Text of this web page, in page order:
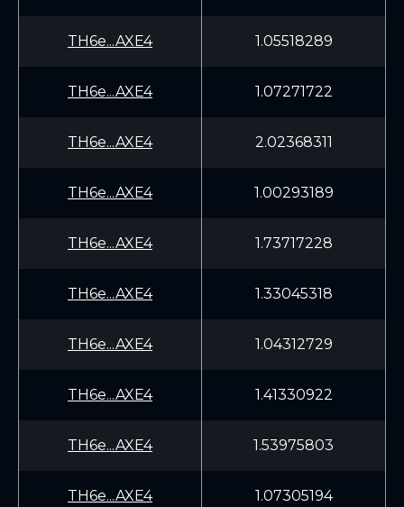
TH6e...AXE4 1.05518289
TH6e...AXE4 1.07271722
TH6e...AXE4 2.02368311
TH6e...AXE4 1.00293189
TH6e...AXE4 1.73717228
TH6e...AXE4 1.33045318
TH6e...AXE4 1.04312729
TH6e...AXE4 1.41330922
TH6e...AXE4 1.53975803
TH6e...AXE4 1.07305194